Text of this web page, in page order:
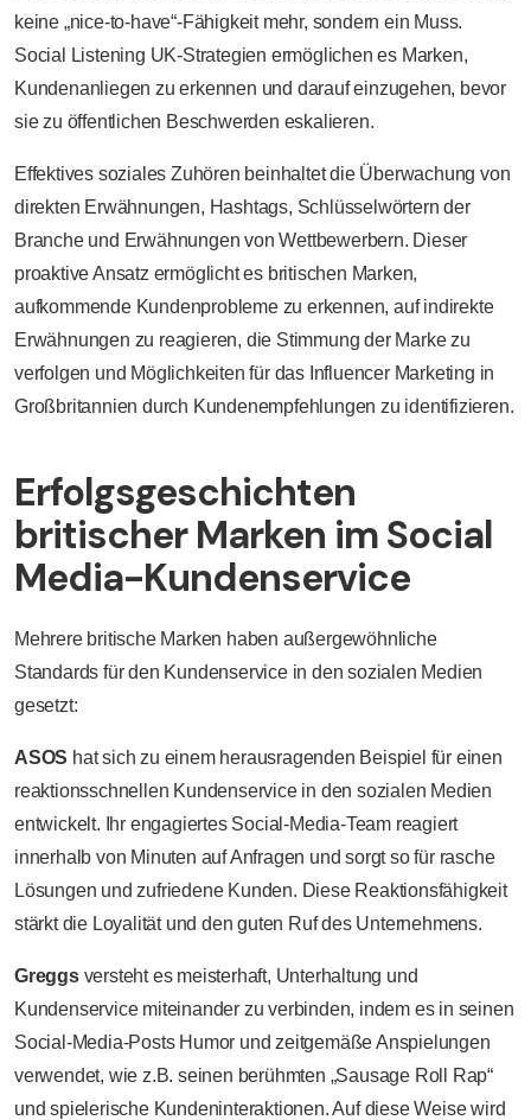
keine „nice-to-have“-Fähigkeit mehr, sondern ein Muss.
Social Listening UK-Strategien ermöglichen es Marken,
Kundenanliegen zu erkennen und darauf einzugehen, bevor
sie zu öffentlichen Beschwerden eskalieren.
Effektives soziales Zuhören beinhaltet die Überwachung von
direkten Erwähnungen, Hashtags, Schlüsselwörtern der
Branche und Erwähnungen von Wettbewerbern. Dieser
proaktive Ansatz ermöglicht es britischen Marken,
aufkommende Kundenprobleme zu erkennen, auf indirekte
Erwähnungen zu reagieren, die Stimmung der Marke zu
verfolgen und Möglichkeiten für das Influencer Marketing in
Großbritannien durch Kundenempfehlungen zu identifizieren.
Erfolgsgeschichten
britischer Marken im Social
Media-Kundenservice
Mehrere britische Marken haben außergewöhnliche
Standards für den Kundenservice in den sozialen Medien
gesetzt:
ASOS hat sich zu einem herausragenden Beispiel für einen
reaktionsschnellen Kundenservice in den sozialen Medien
entwickelt. Ihr engagiertes Social-Media-Team reagiert
innerhalb von Minuten auf Anfragen und sorgt so für rasche
Lösungen und zufriedene Kunden. Diese Reaktionsfähigkeit
stärkt die Loyalität und den guten Ruf des Unternehmens.
Greggsversteht es meisterhaft, Unterhaltung und
Kundenservice miteinander zu verbinden, indem es in seinen
Social-Media-Posts Humor und zeitgemäße Anspielungen
verwendet, wie z.B. seinen berühmten „Sausage Roll Rap“
und spielerische Kundeninteraktionen. Auf diese Weise wird